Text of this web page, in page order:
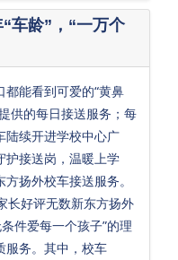
车龄”，“一万个
能看到可爱的“黄鼻
供的每日接送服务；每
陆续开进学校中心广
护接送岗，温暖上学
扬外校车接送服务。
长好评无数新东方扬外
件爱每一个孩子”的理
服务。其中，校车